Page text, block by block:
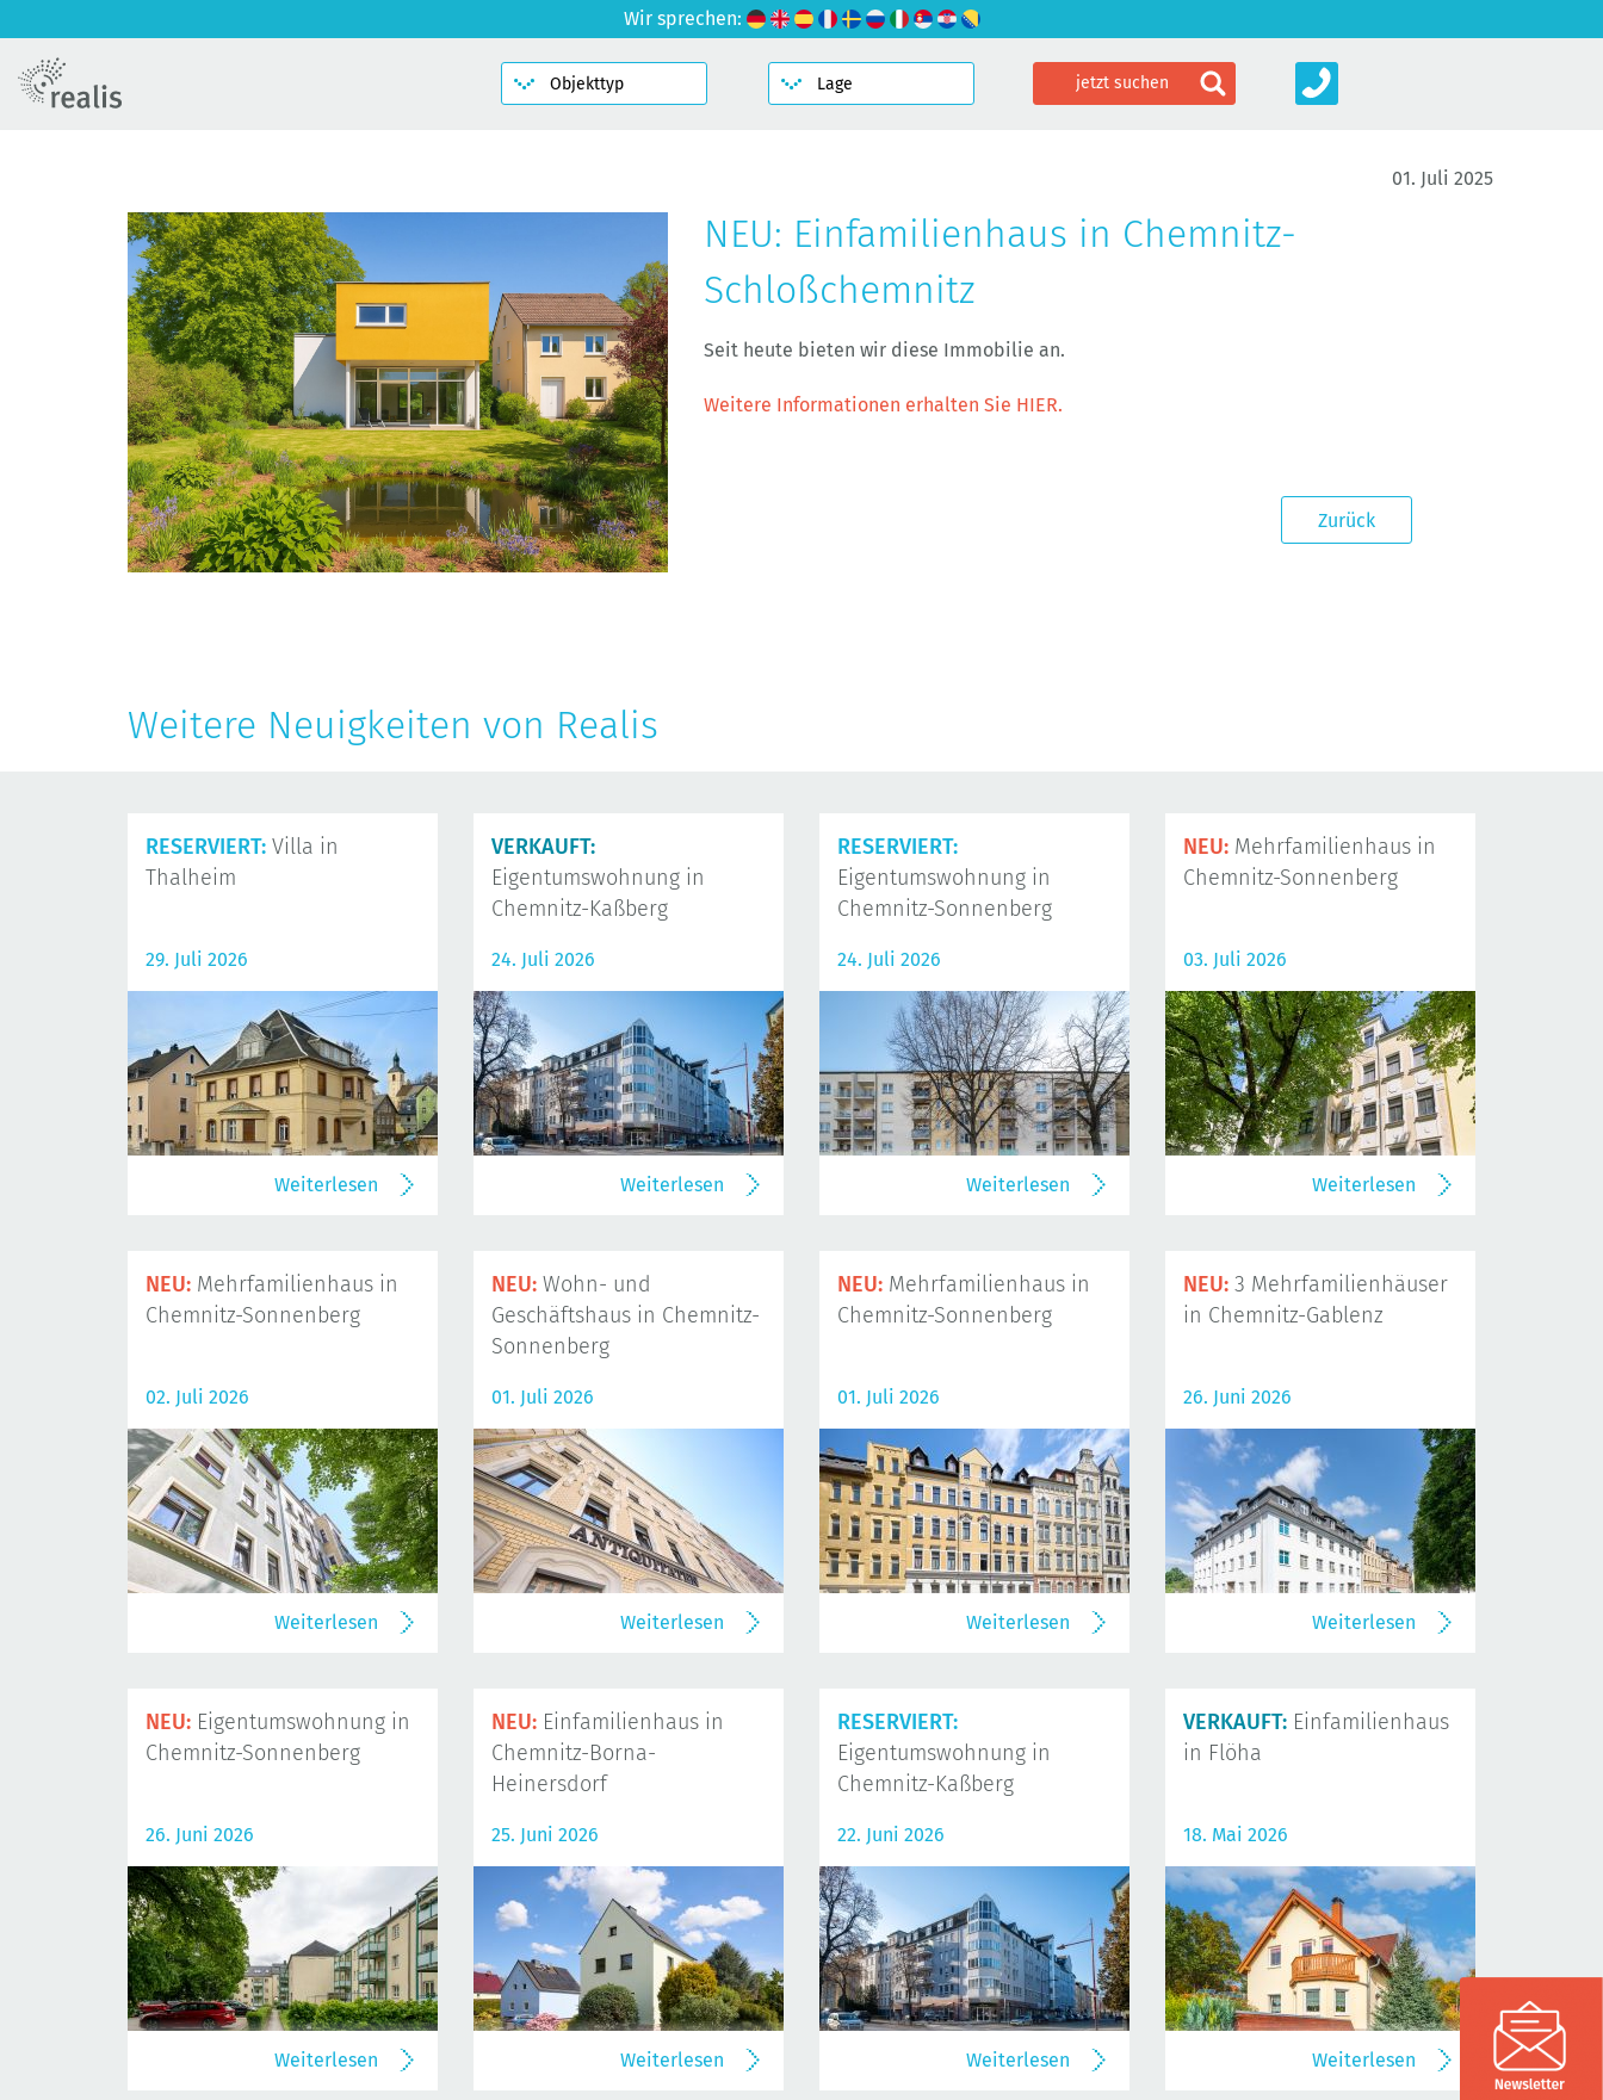
Wir sprechen:
01. Juli 2025
NEU: Einfamilienhaus in Chemnitz-
Schloßchemnitz
Seit heute bieten wir diese Immobilie an.
Weitere Informationen erhalten Sie HIER.
Zurück
Weitere Neuigkeiten von Realis
RESERVIERT: Villa in
Thalheim
29. Juli 2026
Weiterlesen
VERKAUFT:
Eigentumswohnung in
Chemnitz-Kaßberg
24. Juli 2026
Weiterlesen
RESERVIERT:
Eigentumswohnung in
Chemnitz-Sonnenberg
24. Juli 2026
Weiterlesen
NEU: Mehrfamilienhaus in
Chemnitz-Sonnenberg
03. Juli 2026
Weiterlesen
NEU: Mehrfamilienhaus in
Chemnitz-Sonnenberg
02. Juli 2026
Weiterlesen
NEU: Wohn- und
Geschäftshaus in Chemnitz-
Sonnenberg
01. Juli 2026
Weiterlesen
NEU: Mehrfamilienhaus in
Chemnitz-Sonnenberg
01. Juli 2026
Weiterlesen
NEU: 3 Mehrfamilienhäuser
in Chemnitz-Gablenz
26. Juni 2026
Weiterlesen
NEU: Eigentumswohnung in
Chemnitz-Sonnenberg
26. Juni 2026
Weiterlesen
NEU: Einfamilienhaus in
Chemnitz-Borna-
Heinersdorf
25. Juni 2026
Weiterlesen
RESERVIERT:
Eigentumswohnung in
Chemnitz-Kaßberg
22. Juni 2026
Weiterlesen
VERKAUFT: Einfamilienhaus
in Flöha
18. Mai 2026
Weiterlesen